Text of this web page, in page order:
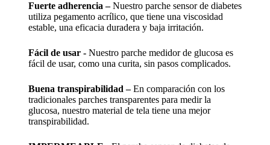
Fuerte adherencia –Nuestro parche sensor de diabetes
utiliza pegamento acrílico, que tiene una viscosidad
estable, una eficacia duradera y baja irritación.
Fácil de usar -Nuestro parche medidor de glucosa es
fácil de usar, como una curita, sin pasos complicados.
Buena transpirabilidad –En comparación con los
tradicionales parches transparentes para medir la
glucosa, nuestro material de tela tiene una mejor
transpirabilidad.